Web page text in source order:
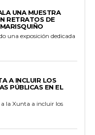
UNA MUESTRA
RETRATOS DE
una exposición dedicada
A INCLUIR LOS
PÚBLICAS EN EL
la Xunta a incluir los